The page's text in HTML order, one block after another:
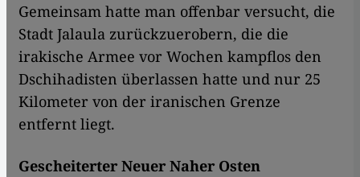
Gemeinsam hatte man offenbar versucht, die
Stadt Jalaula zurückzuerobern, die die
irakische Armee vor Wochen kampflos den
Dschihadisten überlassen hatte und nur 25
Kilometer von der iranischen Grenze
entfernt liegt.
Gescheiterter Neuer Naher Osten